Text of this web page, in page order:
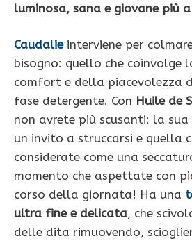
luminosa, sana e giovane più
Caudalieinterviene per
bisogno: quello che coinvolge
comfort e della piacevolezza
fase detergente. Con Huile de
non avrete più scusanti: la
un invito a struccarsi e quella
considerate come una
momento che aspettate con
corso della giornata! Ha una
ultra fine e delicata, che
delle dita rimuovendo,